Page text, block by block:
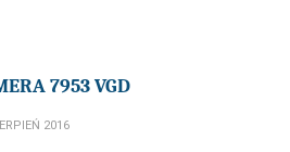
7953 VGD
2016